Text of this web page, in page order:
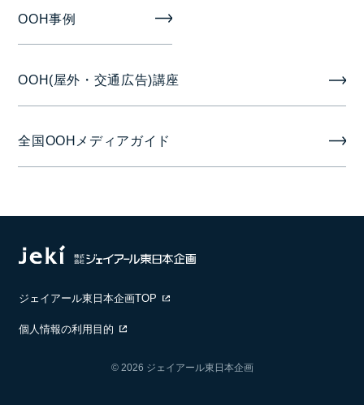
備考
OOH事例
OOH(屋外・交通広告)講座
全国OOHメディアガイド
ジェイアール東日本企画TOP
個人情報の利用目的
© 2026 ジェイアール東日本企画